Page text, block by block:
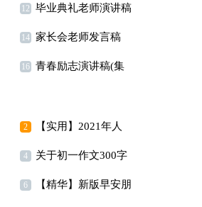
演讲稿范文（精选16
篇）
12 毕业典礼老师演讲稿
14 家长会老师发言稿
16 青春励志演讲稿(集
2 【实用】2021年人
生唯美的句子汇编95句
4 关于初一作文300字
锦集7篇
6 【精华】新版早安朋